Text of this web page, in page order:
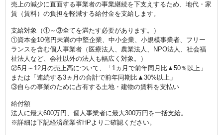
売上の減少に直面する事業者の事業継続を下支えするため、地代・家
賃（賃料）の負担を軽減する給付金を支給します。
支給対象（①～③全てを満たす必要があります。）
①資本金10億円未満の中堅企業、中小企業、小規模事業者、フリー
ランスを含む個人事業者（医療法人、農業法人、NPO法人、社会福
祉法人など、会社以外の法人も幅広く対象。）
②5月～12月の売上高について、「1ヵ月で前年同月比▲50％以上」
または「連続する3ヵ月の合計で前年同期比▲30%以上」
③自らの事業のために占有する土地・建物の賃料を支払い
給付額
法人に最大600万円、個人事業者に最大300万円を一括支給。
※詳細は下記経済産業省HPよりご確認ください。